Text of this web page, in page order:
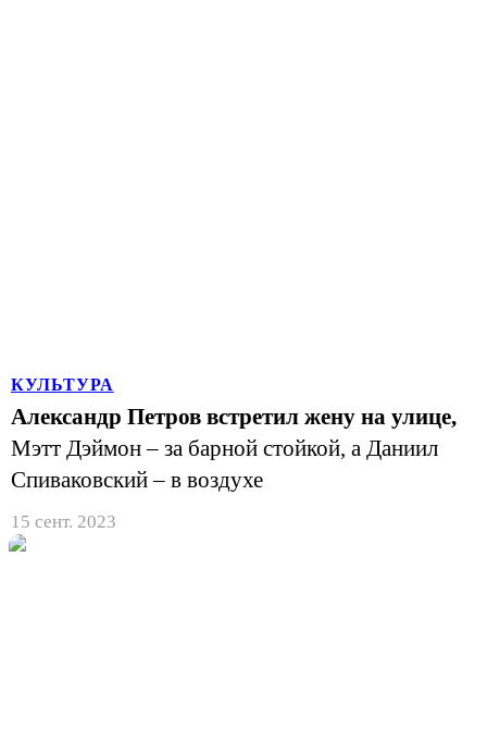
КУЛЬТУРА
Александр Петров встретил жену на улице,
Мэтт Дэймон – за барной стойкой, а Даниил
Спиваковский – в воздухе
15 сент. 2023